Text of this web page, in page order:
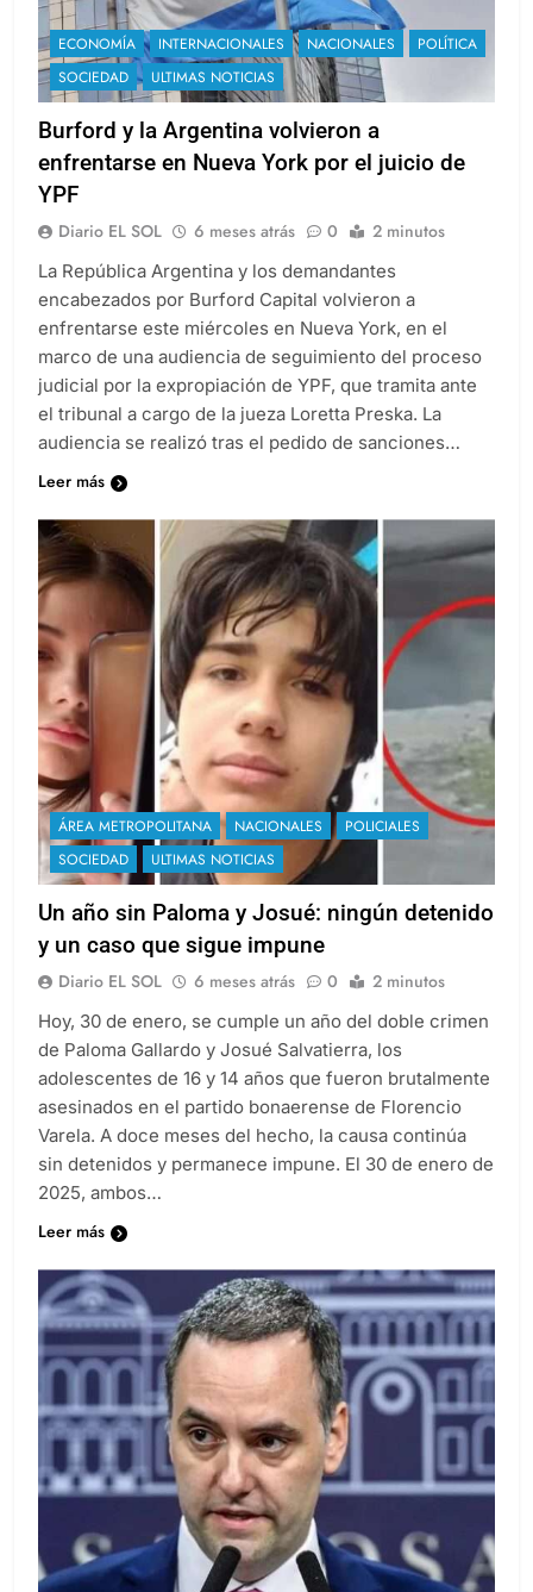
ECONOMÍA INTERNACIONALES NACIONALES
POLÍTICA
SOCIEDAD
ULTIMAS NOTICIAS
Burford y la Argentina volvieron a
enfrentarse en Nueva York por el juicio de
YPF
Diario EL SOL 6 meses atrás 0 2 minutos
La República Argentina y los demandantes
encabezados por Burford Capital volvieron a
enfrentarse este miércoles en Nueva York, en el
marco de una audiencia de seguimiento del proceso
judicial por la expropiación de YPF, que tramita ante
el tribunal a cargo de la jueza Loretta Preska. La
audiencia se realizó tras el pedido de sanciones…
Leer más
ÁREA METROPOLITANA NACIONALES
POLICIALES
SOCIEDAD
ULTIMAS NOTICIAS
Un año sin Paloma y Josué: ningún detenido
y un caso que sigue impune
Diario EL SOL 6 meses atrás 0 2 minutos
Hoy, 30 de enero, se cumple un año del doble crimen
de Paloma Gallardo y Josué Salvatierra, los
adolescentes de 16 y 14 años que fueron brutalmente
asesinados en el partido bonaerense de Florencio
Varela. A doce meses del hecho, la causa continúa
sin detenidos y permanece impune. El 30 de enero de
2025, ambos…
Leer más